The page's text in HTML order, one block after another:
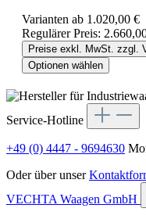
Varianten ab 1.020,00 €
Regulärer Preis:
Preise exkl. MwSt. zzgl.
Optionen wählen
Service-Hotline
+49 (0) 4447 - 9694630
Oder über unser
VECHTA Waagen GmbH